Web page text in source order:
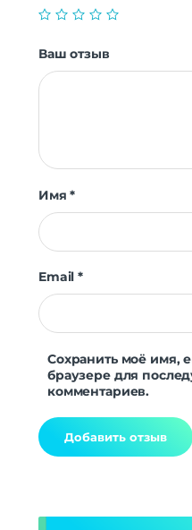
Ваш отзыв
Имя*
Email*
Сохранить моё имя,
браузере для
комментариев.